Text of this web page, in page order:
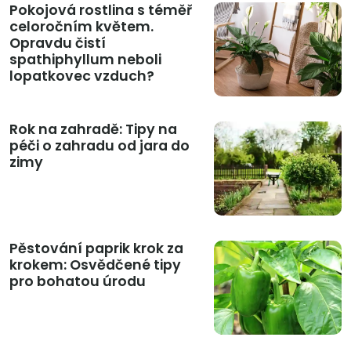
Pokojová rostlina s téměř
celoročním květem.
Opravdu čistí
spathiphyllum neboli
lopatkovec vzduch?
Rok na zahradě: Tipy na
péči o zahradu od jara do
zimy
Pěstování paprik krok za
krokem: Osvědčené tipy
pro bohatou úrodu